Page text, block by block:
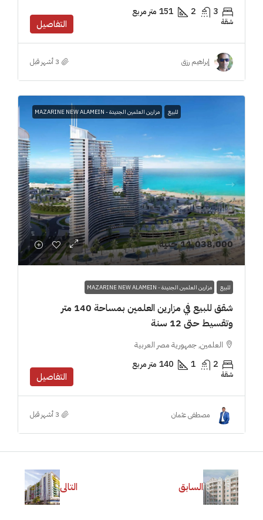
3
2
151 متر مربع
شقة التفاصيل
إبراهيم رزق
للبيع مزارين العلمين الجديدة - MAZARINE NEW ALAMEIN
11,038,000 جنيه
للبيع مزارين العلمين الجديدة - MAZARINE NEW ALAMEIN
شقق للبيع في مزارين العلمين بمساحة 140 متر
وتقسيط حتى 12 سنة
العلمين, جمهورية مصر العربية
2
1
140 متر مربع
شقة التفاصيل
مصطفى عثمان
السابق التالى